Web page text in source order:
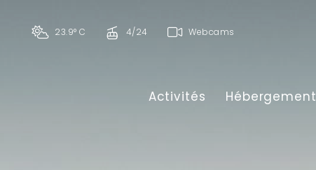
23.9° C 4/24 Webcams
Activités Hébergement